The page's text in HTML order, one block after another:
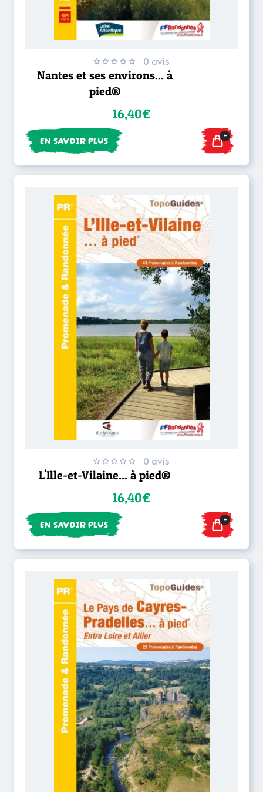
0 avis
Nantes et ses environs... à
pied®
16,40€
EN SAVOIR PLUS +
0 avis
L'Ille-et-Vilaine... à pied®
16,40€
EN SAVOIR PLUS +